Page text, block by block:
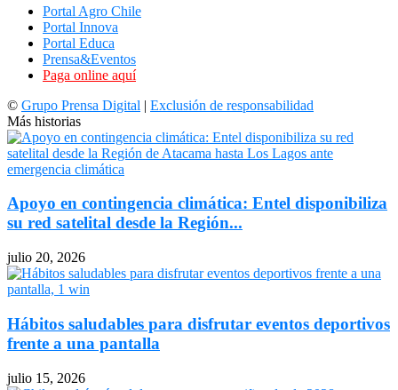
Portal Agro Chile
Portal Innova
Portal Educa
Prensa&Eventos
Paga online aquí
© Grupo Prensa Digital | Exclusión de responsabilidad
Más historias
Apoyo en contingencia climática: Entel disponibiliza
su red satelital desde la Región...
julio 20, 2026
Hábitos saludables para disfrutar eventos deportivos
frente a una pantalla
julio 15, 2026